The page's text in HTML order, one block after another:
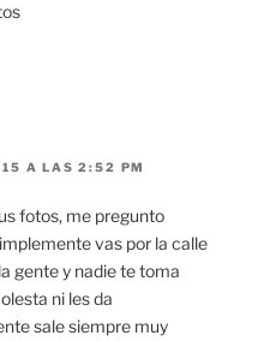
A LAS 2:52 PM
fotos, me pregunto
vas por la calle
gente y nadie te toma
ni les da
sale siempre muy